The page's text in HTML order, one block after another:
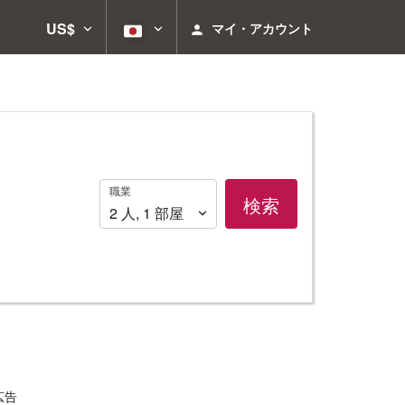
US$ マイ・アカウント
職
業
職業
2 人, 1 部屋 検索
告